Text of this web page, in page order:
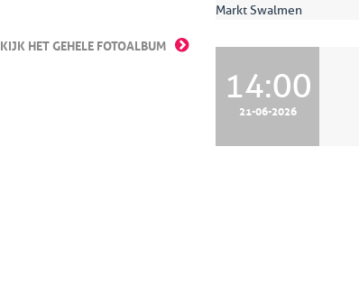
HET GEHELE FOTOALBUM
Markt Swalmen
14:00
21-06-2026